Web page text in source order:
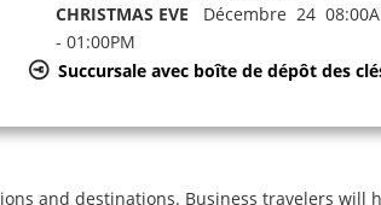
CHRISTMAS EVE Décembre 24
- 01:00PM
Succursale avec boîte de dépôt des
and destinations. Business travelers